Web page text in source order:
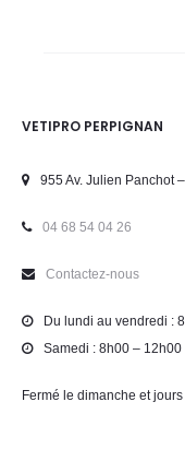
VETIPRO PERPIGNAN
955 Av. Julien Panchot
04 68 54 04 26
Contactez-nous
Du lundi au vendredi :
Samedi : 8h00 – 12h00
Fermé le dimanche et